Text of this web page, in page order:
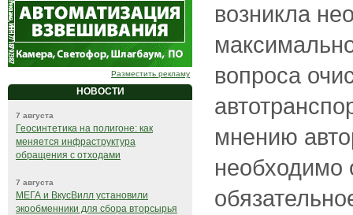
Разместить рекламу
НОВОСТИ
7 августа
Геосинтетика на полигоне: как
меняется инфраструктура
обращения с отходами
7 августа
МЕГА и ВкусВилл установили
экообменники для сбора вторсырья
возникла
вопроса
мнению
необходимо